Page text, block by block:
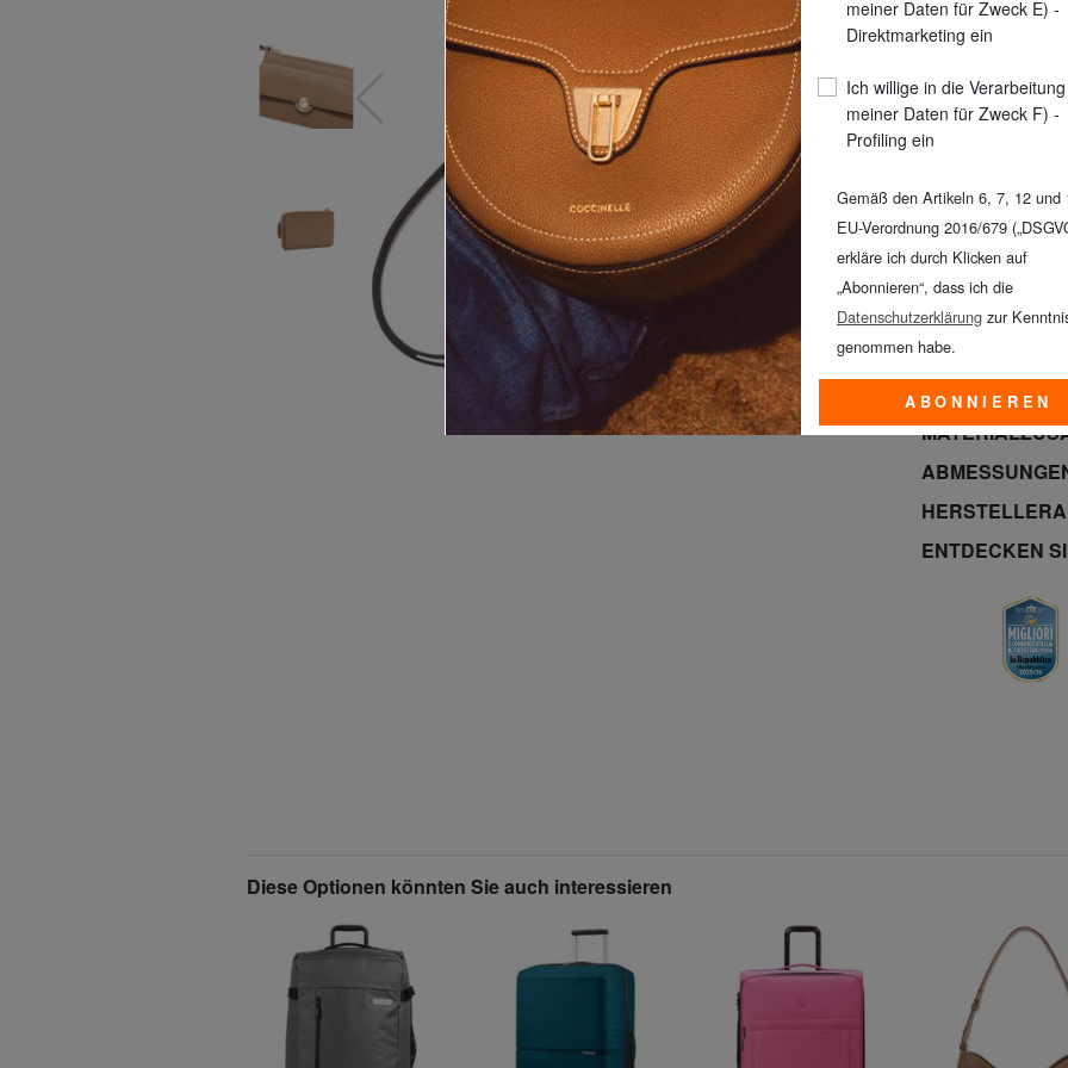
Promo
KLEIN alles zu
August!*
ENTDECKEN
Diese Optionen könnten Sie auch interessieren
meiner Daten für Zweck E) -
Direktmarketing ein
Ich willige in die Verarbeitung
meiner Daten für Zweck F) -
Profiling ein
Gemäß den Artikeln 6, 7, 12 und
EU-Verordnung 2016/679
erkläre ich durch Klicken auf
„Abonnieren“, dass ich die
Datenschutzerklärung zur
genommen habe.
ABONNIEREN